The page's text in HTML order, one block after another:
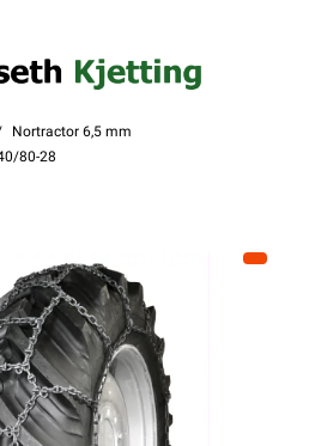
Nortractor 6,5 mm
80-28